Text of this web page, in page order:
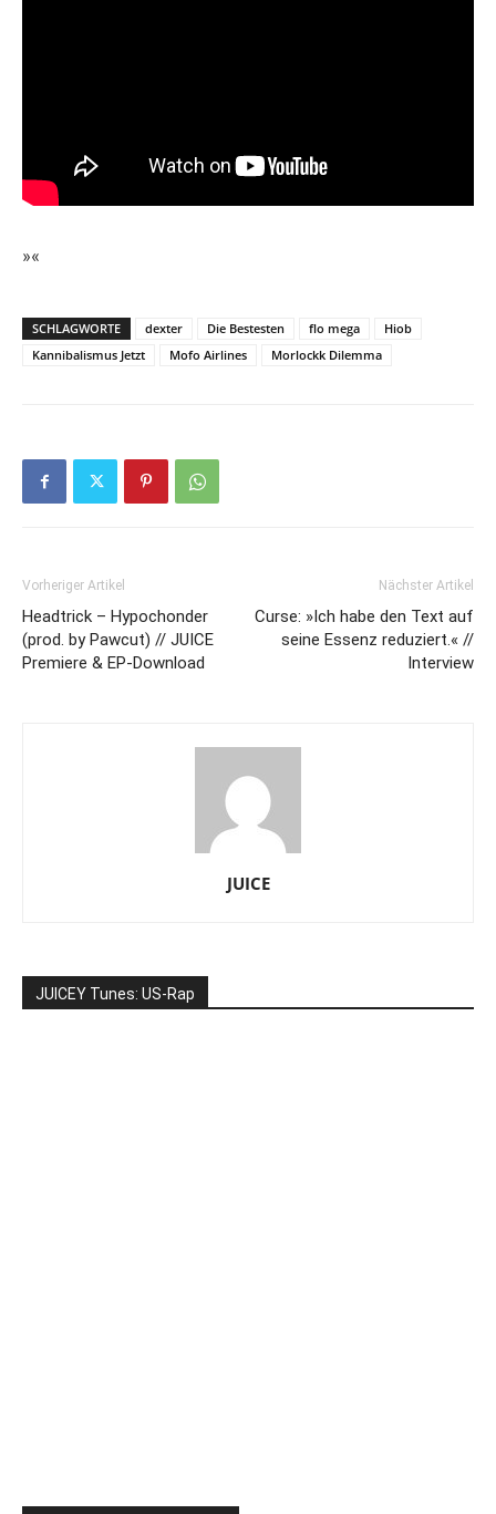
»«
SCHLAGWORTE dexter Die Bestesten flo mega
Hiob
Kannibalismus Jetzt
Mofo Airlines Morlockk Dilemma
Vorheriger Artikel
Headtrick – Hypochonder
(prod. by Pawcut) // JUICE
Premiere & EP-Download
Nächster Artikel
Curse: »Ich habe den Text auf
seine Essenz reduziert.« //
Interview
JUICE
JUICEY Tunes: US-Rap